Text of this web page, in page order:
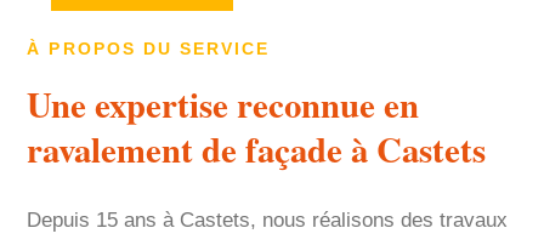
À PROPOS DU SERVICE
Une expertise reconnue en
ravalement de façade à Castets
Depuis 15 ans à Castets, nous réalisons des travaux